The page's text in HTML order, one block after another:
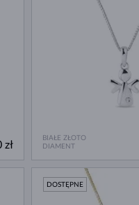
zł
BIAŁE ZŁOTO
DIAMENT
DOSTĘPNE